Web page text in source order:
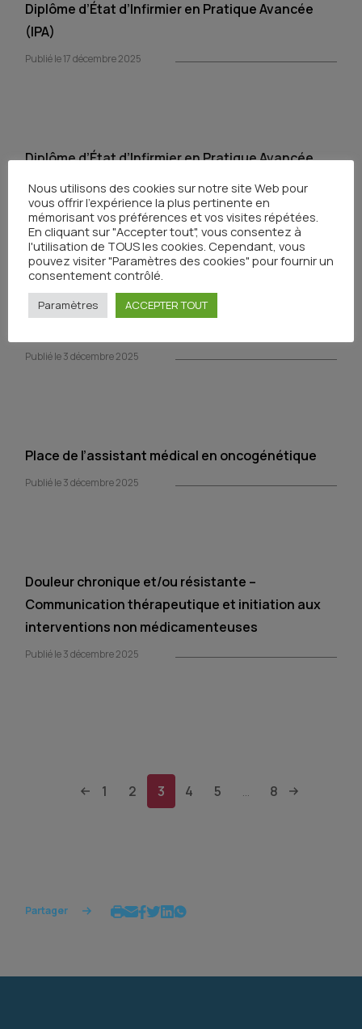
Diplôme d’État d’Infirmier en Pratique Avancée
(IPA)
Publié le 17 décembre 2025
Diplôme d’État d’Infirmier en Pratique Avancée
(IPA)
Publié le 17 décembre 2025
Patients partenaires, patients bénévoles
Publié le 3 décembre 2025
Place de l’assistant médical en oncogénétique
Publié le 3 décembre 2025
Douleur chronique et/ou résistante –
Communication thérapeutique et initiation aux
interventions non médicamenteuses
Publié le 3 décembre 2025
1 2 3 4 5 8
Partager
Nous utilisons des cookies sur notre site Web pour
vous offrir l'expérience la plus pertinente en
mémorisant vos préférences et vos visites répétées.
En cliquant sur "Accepter tout", vous consentez à
l'utilisation de TOUS les cookies. Cependant, vous
pouvez visiter "Paramètres des cookies" pour fournir un
consentement contrôlé.
Paramètres ACCEPTER TOUT